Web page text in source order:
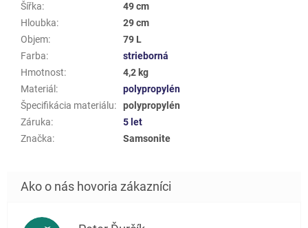
Šířka:
49 cm
Hloubka:
29 cm
Objem:
79 L
Farba:
strieborná
Hmotnost:
4,2 kg
Materiál :
polypropylén
Špecifikácia materiálu:
polypropylén
Záruka:
5 let
Značka: Samsonite